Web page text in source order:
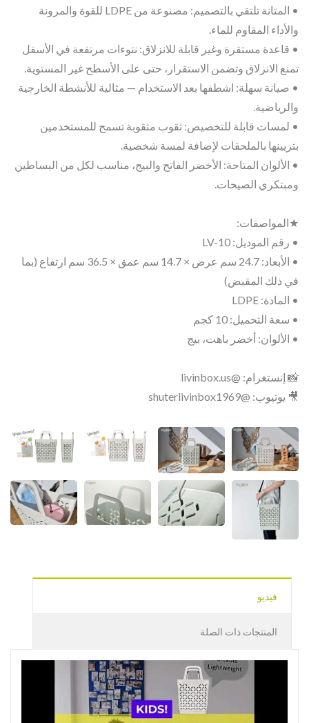
• المتانة تلتقي بالتصميم: مصنوعة من LDPE للقوة والمرونة
والأداء المقاوم للماء.
• قاعدة مستقرة وغير قابلة للانزلاق: نتوءات مرتفعة في الأسفل
تمنع الانزلاق وتضمن الاستقرار، حتى على الأسطح غير المستوية.
• صيانة سهلة: اشطفها بعد الاستخدام — مثالية للأنشطة الخارجية
والرياضية.
• لمسات قابلة للتخصيص: ثقوب مثقوبة تسمح للمستخدمين
بتزيينها بالملحقات لإضافة لمسة شخصية.
• الألوان المتاحة: الأخضر الفاتح والبيج، مناسب لكل من البساطين
ومبتكري الصيحات.
★المواصفات:
• رقم الموديل: LV-10
• الأبعاد: 24.7 سم عرض × 14.7 سم عمق × 36.5 سم ارتفاع (بما
في ذلك المقبض)
• المادة: LDPE
• سعة التحميل: 10 كجم
• الألوان: أخضر باهت، بيج
📸 إنستغرام: @livinbox.us
🎥 يوتيوب: @shuterlivinbox1969
فيديو
المنتجات ذات الصلة